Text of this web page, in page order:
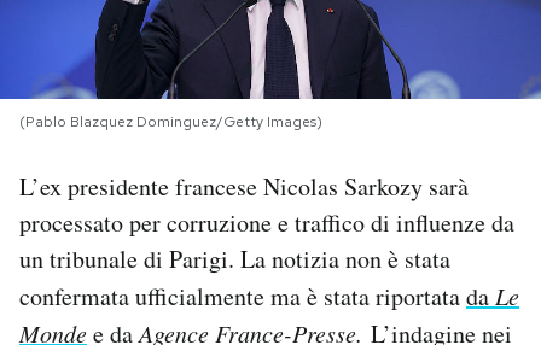
PODCAST
NEWSLETTER
I MIEI PREFERITI
SHOP
(Pablo Blazquez Dominguez/Getty Images)
L’ex presidente francese Nicolas Sarkozy sarà
processato per corruzione e traffico di influenze da
un tribunale di Parigi. La notizia non è stata
confermata ufficialmente ma è stata riportatada Le
Mondee daAgence France-Presse. L’indagine nei